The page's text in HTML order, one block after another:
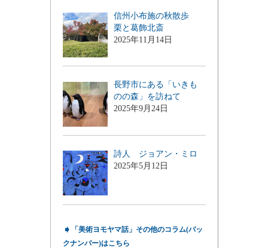
信州小布施の秋散歩
栗と葛飾北斎
2025年11月14日
長野市にある「いきも
のの森」を訪ねて
2025年9月24日
詩人 ジョアン・ミロ
2025年5月12日
➧
「美術ヨモヤマ話」その他のコラム(バッ
クナンバー)はこちら